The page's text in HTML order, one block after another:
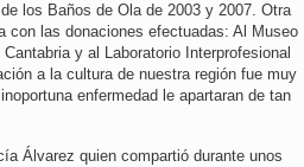
los Baños de Ola de 2003 y 2007. Otra
con las donaciones efectuadas: Al Museo
y al Laboratorio Interprofesional
a la cultura de nuestra región fue muy
enfermedad le apartaran de tan
Álvarez quien compartió durante unos